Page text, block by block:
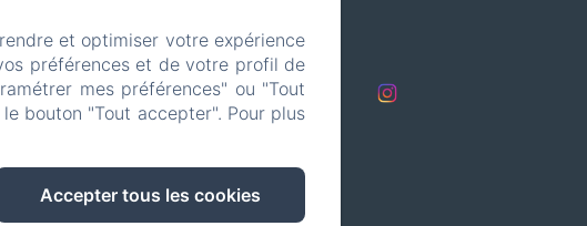
légales
et optimiser votre expérience
préférences et de votre profil de
mes préférences" ou "Tout
bouton "Tout accepter". Pour plus
Accepter tous les cookies